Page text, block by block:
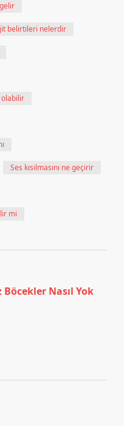
belirtileri nelerdir
olabilir
Ses kısılmasını ne geçirir
mi
Nasıl Yok